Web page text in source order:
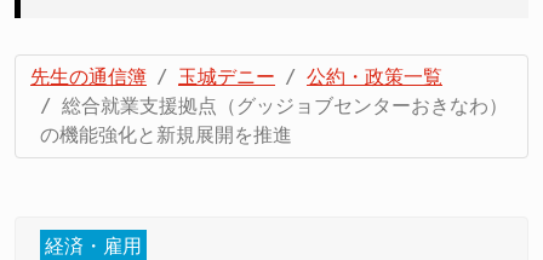
先生の通信簿 玉城デニー
公約・政策一覧
総合就業支援拠点（グッジョブセンターおきなわ）
の機能強化と新規展開を推進
経済・雇用